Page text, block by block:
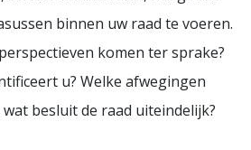
binnen uw raad te voeren.
komen ter sprake?
u? Welke afwegingen
wat besluit de raad uiteindelijk?